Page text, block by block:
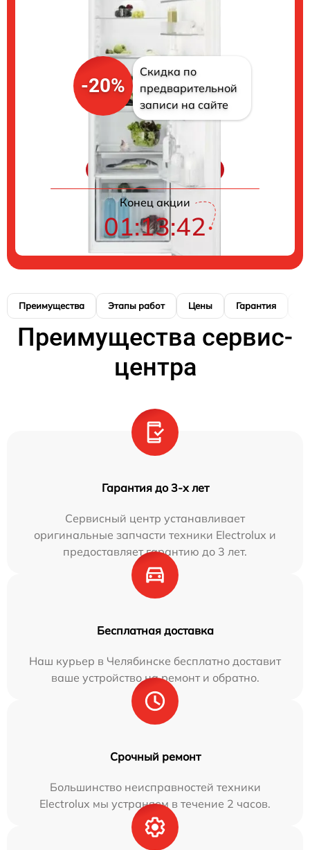
-20%
Скидка по
предварительной
записи на сайте
Цены на ремонт
Конец акции
01:13:41
Преимущества Этапы работ Цены Гарантия
Преимущества сервис-
центра
Гарантия до 3-х лет
Сервисный центр устанавливает
оригинальные запчасти техники Electrolux и
предоставляет гарантию до 3 лет.
Бесплатная доставка
Наш курьер в Челябинске бесплатно доставит
ваше устройство на ремонт и обратно.
Срочный ремонт
Большинство неисправностей техники
Electrolux мы устраняем в течение 2 часов.